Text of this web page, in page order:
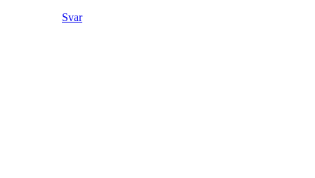
Svar